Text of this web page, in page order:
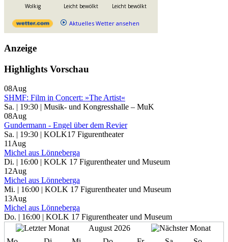
Wolkig
Leicht bewölkt
Leicht bewölkt
Aktuelles Wetter ansehen
Anzeige
Highlights Vorschau
08Aug
SHMF: Film in Concert: »The Artist«
Sa. | 19:30 | Musik- und Kongresshalle – MuK
08Aug
Gundermann - Engel über dem Revier
Sa. | 19:30 | KOLK17 Figurentheater
11 Aug
Michel aus Lönneberga
Di. | 16:00 | KOLK 17 Figurentheater und Museum
12Aug
Michel aus Lönneberga
Mi. | 16:00 | KOLK 17 Figurentheater und Museum
13Aug
Michel aus Lönneberga
Do. | 16:00 | KOLK 17 Figurentheater und Museum
August 2026